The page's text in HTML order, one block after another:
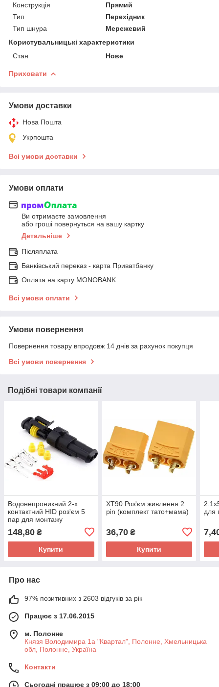
Конструкція
Прямий
Тип
Перехідник
Тип шнура
Мережевий
Користувальницькі характеристики
Стан
Нове
Приховати
Умови доставки
Нова Пошта
Укрпошта
Всі умови доставки
Умови оплати
Ви отримаєте замовлення
або гроші повернуться на вашу картку
Детальніше
Післяплата
Банківський переказ - карта Приватбанку
Оплата на карту MONOBANK
Всі умови оплати
Умови повернення
Повернення товару впродовж 14 днів за рахунок покупця
Всі умови повернення
Подібні товари компанії
Водонепроникний 2-х
контактний HID роз'єм 5
пар для монтажу
148,80 ₴
Купити
XT90 Роз'єм живлення 2
pin (комплект тато+мама)
36,70₴
Купити
для
Про нас
97% позитивних з 2603 відгуків за рік
Працює з 17.06.2015
м. Полонне
Князя Володимира 1а "Квартал", Полонне, Хмельницька
обл, Полонне, Україна
Контакти
Сьогодні працює з 09:00 до 18:00